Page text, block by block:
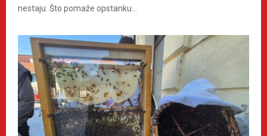
nestaju. Što pomaže opstanku...